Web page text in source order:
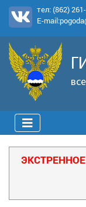
тел:(862)
E-mail: